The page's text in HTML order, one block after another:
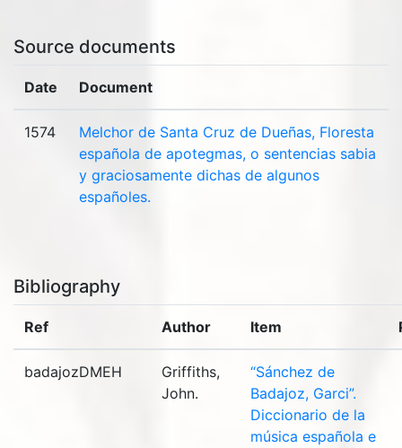
Source documents
Date Document
1574
Melchor de Santa Cruz de Dueñas, Floresta
española de apotegmas, o sentencias sabia
y graciosamente dichas de algunos
españoles.
Bibliography
Ref Author Item
badajozDMEH
Griffiths,
John.
“Sánchez de
Badajoz, Garci”.
Diccionario de la
música española e